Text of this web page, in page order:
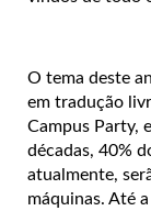
O tema deste
em tradução
Campus Party,
décadas, 40%
atualmente,
máquinas. Até